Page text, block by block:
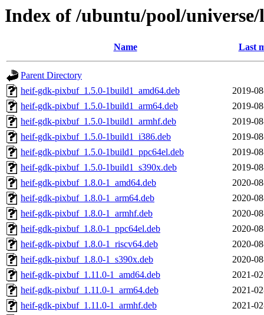
Index of /ubuntu/pool/
Name Last
Parent Directory
heif-gdk-pixbuf_1.5.0-1build1_amd64.deb
2019-
heif-gdk-pixbuf_1.5.0-1build1_arm64.deb
2019-
heif-gdk-pixbuf_1.5.0-1build1_armhf.deb
2019-
heif-gdk-pixbuf_1.5.0-1build1_i386.deb
2019-
heif-gdk-pixbuf_1.5.0-1build1_ppc64el.deb
2019-
heif-gdk-pixbuf_1.5.0-1build1_s390x.deb
2019-
heif-gdk-pixbuf_1.8.0-1_amd64.deb
2020-
heif-gdk-pixbuf_1.8.0-1_arm64.deb
2020-
heif-gdk-pixbuf_1.8.0-1_armhf.deb
2020-
heif-gdk-pixbuf_1.8.0-1_ppc64el.deb
2020-
heif-gdk-pixbuf_1.8.0-1_riscv64.deb
2020-
heif-gdk-pixbuf_1.8.0-1_s390x.deb
2020-
heif-gdk-pixbuf_1.11.0-1_amd64.deb
2021-
heif-gdk-pixbuf_1.11.0-1_arm64.deb
2021-
heif-gdk-pixbuf_1.11.0-1_armhf.deb
2021-